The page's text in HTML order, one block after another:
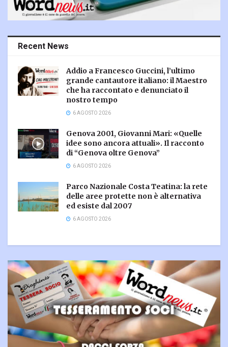
Recent News
Addio a Francesco Guccini, l’ultimo
grande cantautore italiano: il Maestro
che ha raccontato e denunciato il
nostro tempo
6 AGOSTO 2026
Genova 2001, Giovanni Mari: «Quelle
idee sono ancora attuali». Il racconto
di “Genova oltre Genova”
6 AGOSTO 2026
Parco Nazionale Costa Teatina: la rete
delle aree protette non è alternativa
ed esiste dal 2007
6 AGOSTO 2026